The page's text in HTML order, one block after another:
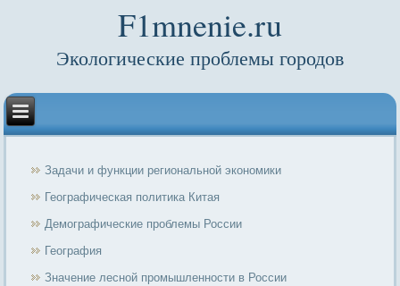
F1mnenie.ru
Экологические проблемы городов
Задачи и функции региональной экономики
Географическая политика Китая
Демографические проблемы России
География
Значение лесной промышленности в России